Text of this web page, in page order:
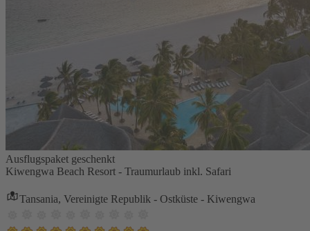
Ausflugspaket geschenkt
Kiwengwa Beach Resort - Traumurlaub inkl. Safari
Tansania, Vereinigte Republik - Ostküste - Kiwengwa